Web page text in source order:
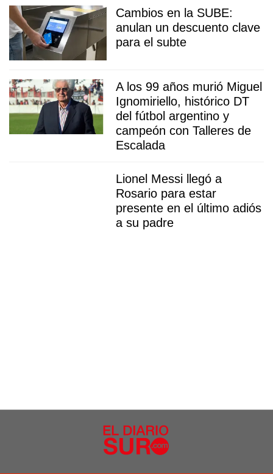
Cambios en la SUBE:
anulan un descuento clave
para el subte
A los 99 años murió Miguel
Ignomiriello, histórico DT
del fútbol argentino y
campeón con Talleres de
Escalada
Lionel Messi llegó a
Rosario para estar
presente en el último adiós
a su padre